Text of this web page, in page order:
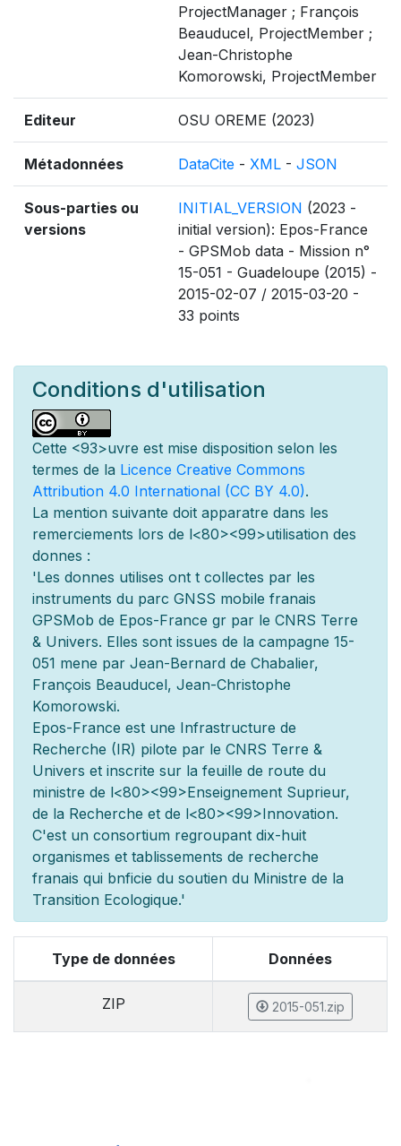
ProjectManager ; François
Beauducel, ProjectMember ;
Jean-Christophe
Komorowski, ProjectMember
Editeur OSU OREME (2023)
Métadonnées DataCite - XML - JSON
Sous-parties ou
versions
INITIAL_VERSION (2023 -
initial version): Epos-France
- GPSMob data - Mission n°
15-051 - Guadeloupe (2015) -
2015-02-07 / 2015-03-20 -
33 points
Conditions d'utilisation
Cette <93>uvre est mise disposition selon les
termes de la Licence Creative Commons
Attribution 4.0 International (CC BY 4.0).
La mention suivante doit apparatre dans les
remerciements lors de l<80><99>utilisation des
donnes :
'Les donnes utilises ont t collectes par les
instruments du parc GNSS mobile franais
GPSMob de Epos-France gr par le CNRS Terre
& Univers. Elles sont issues de la campagne 15-
051 mene par Jean-Bernard de Chabalier,
François Beauducel, Jean-Christophe
Komorowski.
Epos-France est une Infrastructure de
Recherche (IR) pilote par le CNRS Terre &
Univers et inscrite sur la feuille de route du
ministre de l<80><99>Enseignement Suprieur,
de la Recherche et de l<80><99>Innovation.
C'est un consortium regroupant dix-huit
organismes et tablissements de recherche
franais qui bnficie du soutien du Ministre de la
Transition Ecologique.'
Type de données Données
ZIP 2015-051.zip